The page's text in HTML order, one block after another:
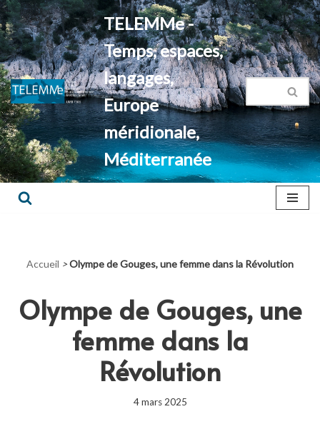
Aller
au
contenu
TELEMMe -
Temps, espaces,
langages,
Europe
méridionale,
Méditerranée
Accueil >Olympe de Gouges, une femme dans la Révolution
Olympe de Gouges, une
femme dans la
Révolution
4 mars 2025